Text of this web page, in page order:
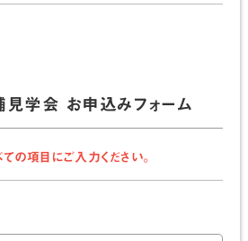
学会 お申込みフォーム
ての項目にご入力ください。